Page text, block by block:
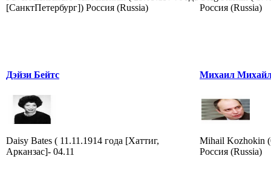
[СанктПетербург]) Россия (Russia)
Россия (Russia)
Дэйзи Бейтс
Daisy Bates ( 11.11.1914 года [Хаттиг,
Арканзас]- 04.11
Михаил
Mihail Kozhokin
Россия (Russia)